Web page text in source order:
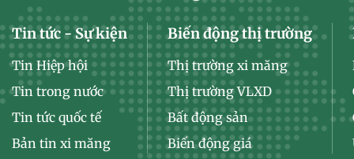
Tin tức - Sự kiện
Tin Hiệp hội
Tin trong nước
Tin tức quốc tế
Bản tin xi măng
Biến động thị trường
Thị trường xi măng
Thị trường VLXD
Bất động sản
Biến động giá